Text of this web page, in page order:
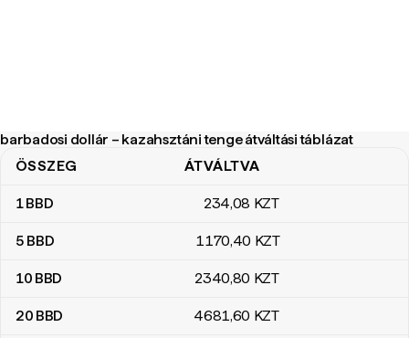
barbadosi dollár – kazahsztáni tenge átváltási táblázat
barbadosi dollár – kazahsztáni tenge átváltási táblázat
ÖSSZEG ÁTVÁLTVA
1BBD 234,08 KZT
5 BBD 1170,40 KZT
10 BBD 2340,80 KZT
20 BBD 4681,60 KZT